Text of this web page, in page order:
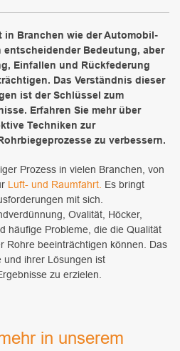
in Branchen wie der Automobil-
Bedeutung, aber
Einfallen und Rückfederung
Das Verständnis dieser
ist der Schlüssel zum
Erfahren Sie mehr über
Techniken zur
zu verbessern.
Prozess in vielen Branchen, von
Luft- und Raumfahrt. Es bringt
mit sich.
Ovalität, Höcker,
häufige Probleme, die die Qualität
Rohre beeinträchtigen können. Das
und ihrer Lösungen ist
zu erzielen.
in unserem